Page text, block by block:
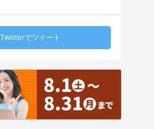
Twitterでツイート